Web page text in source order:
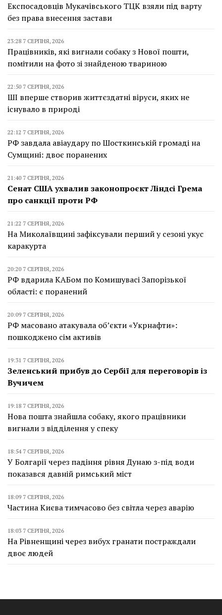
Експосадовців Мукачівського ТЦК взяли під варту
без права внесення застави
23:28 7 СЕРПНЯ, 2026
Працівників, які вигнали собаку з Нової пошти,
помітили на фото зі знайденою твариною
22:50 7 СЕРПНЯ, 2026
ШІ вперше створив життєздатні віруси, яких не
існувало в природі
22:12 7 СЕРПНЯ, 2026
РФ завдала авіаудару по Шосткинській громаді на
Сумщині: двоє поранених
21:40 7 СЕРПНЯ, 2026
Сенат США ухвалив законопроєкт Ліндсі Грема
про санкції проти РФ
21:22 7 СЕРПНЯ, 2026
На Миколаївщині зафіксували перший у сезоні укус
каракурта
20:20 7 СЕРПНЯ, 2026
РФ вдарила КАБом по Комишувасі Запорізької
області: є поранений
20:09 7 СЕРПНЯ, 2026
РФ масовано атакувала об’єкти «Укрнафти»:
пошкоджено сім активів
19:31 7 СЕРПНЯ, 2026
Зеленський прибув до Сербії для переговорів із
Вучичем
19:18 7 СЕРПНЯ, 2026
Нова пошта знайшла собаку, якого працівники
вигнали з відділення у спеку
18:54 7 СЕРПНЯ, 2026
У Болгарії через падіння рівня Дунаю з-під води
показався давній римський міст
18:09 7 СЕРПНЯ, 2026
Частина Києва тимчасово без світла через аварію
18:03 7 СЕРПНЯ, 2026
На Рівненщині через вибух гранати постраждали
двоє людей